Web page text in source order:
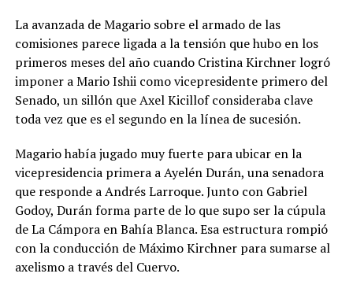
La avanzada de Magario sobre el armado de las
comisiones parece ligada a la tensión que hubo en los
primeros meses del año cuando Cristina Kirchner logró
imponer a Mario Ishii como vicepresidente primero del
Senado, un sillón que Axel Kicillof consideraba clave
toda vez que es el segundo en la línea de sucesión.
Magario había jugado muy fuerte para ubicar en la
vicepresidencia primera a Ayelén Durán, una senadora
que responde a Andrés Larroque. Junto con Gabriel
Godoy, Durán forma parte de lo que supo ser la cúpula
de La Cámpora en Bahía Blanca. Esa estructura rompió
con la conducción de Máximo Kirchner para sumarse al
axelismo a través del Cuervo.